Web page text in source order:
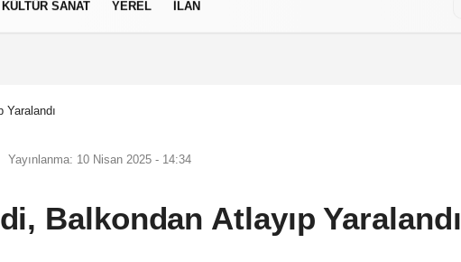
KÜLTÜR SANAT YEREL İLAN
Yayınlanma: 10 Nisan 2025 - 14:34
Balkondan Atlayıp Yaralandı